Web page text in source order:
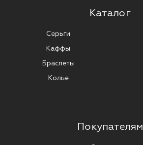
Каталог
Серьги
Каффы
Браслеты
Колье
Покупателям